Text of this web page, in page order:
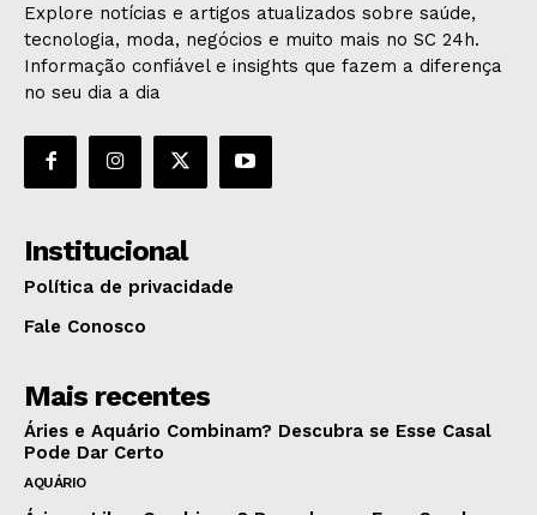
Explore notícias e artigos atualizados sobre saúde,
tecnologia, moda, negócios e muito mais no SC 24h.
Informação confiável e insights que fazem a diferença
no seu dia a dia
Institucional
Política de privacidade
Fale Conosco
Mais recentes
Áries e Aquário Combinam? Descubra se Esse Casal
Pode Dar Certo
AQUÁRIO